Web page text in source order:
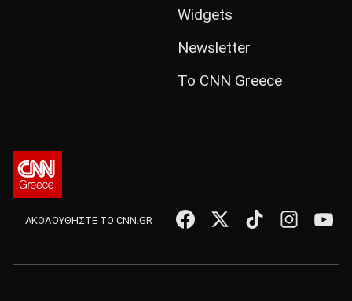
Widgets
Newsletter
Το CNN Greece
ΑΚΟΛΟΥΘΗΣΤΕ ΤΟ CNN.GR